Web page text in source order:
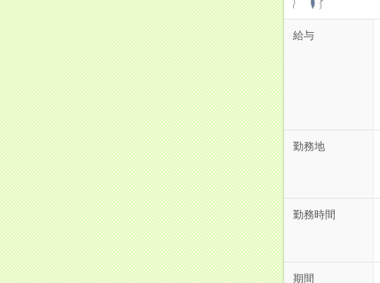
給与
勤務地
勤務時間
期間